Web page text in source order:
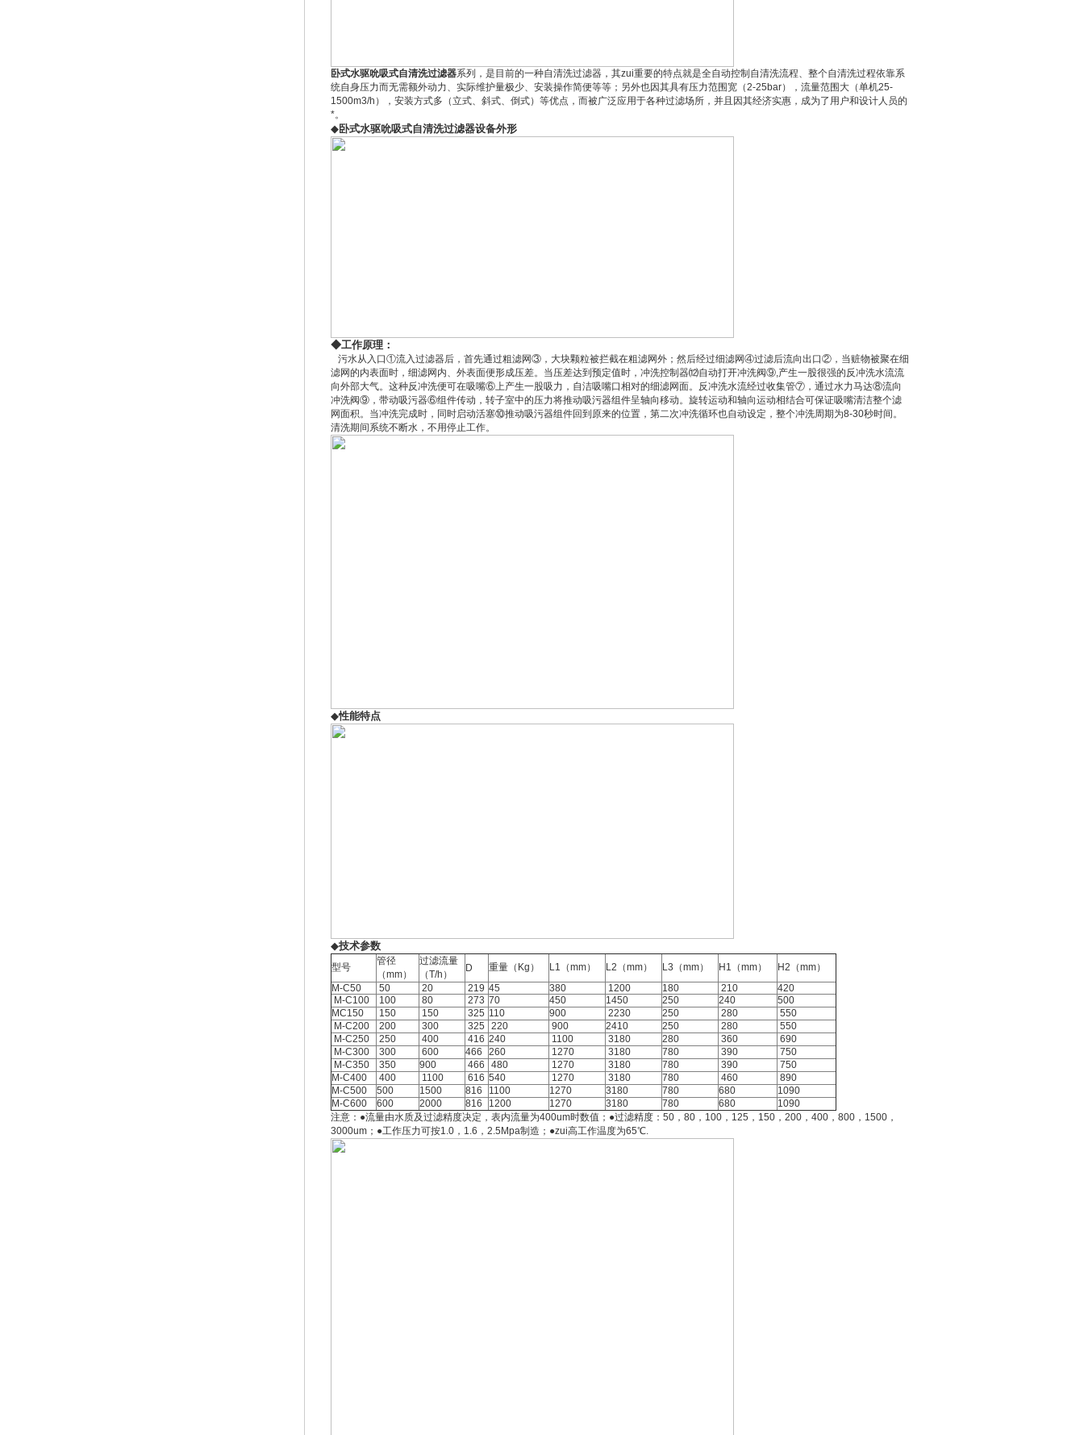
卧式水驱吮吸式自清洗过滤器系列，是目前的一种自清洗过滤器，其zui重要的特点就是全自动控制自清洗流程、整个自清洗过程依靠系
统自身压力而无需额外动力、实际维护量极少、安装操作简便等等；另外也因其具有压力范围宽（2-25bar），流量范围大（单机25-
1500m3/h），安装方式多（立式、斜式、倒式）等优点，而被广泛应用于各种过滤场所，并且因其经济实惠，成为了用户和设计人员的
*。
◆卧式水驱吮吸式自清洗过滤器设备外形
◆工作原理：
污水从入口①流入过滤器后，首先通过粗滤网③，大块颗粒被拦截在粗滤网外；然后经过细滤网④过滤后流向出口②，当赃物被聚在细
滤网的内表面时，细滤网内、外表面便形成压差。当压差达到预定值时，冲洗控制器⑿自动打开冲洗阀⑨,产生一股很强的反冲洗水流流
向外部大气。这种反冲洗便可在吸嘴⑥上产生一股吸力，自洁吸嘴口相对的细滤网面。反冲洗水流经过收集管⑦，通过水力马达⑧流向
冲洗阀⑨，带动吸污器⑥组件传动，转子室中的压力将推动吸污器组件呈轴向移动。旋转运动和轴向运动相结合可保证吸嘴清洁整个滤
网面积。当冲洗完成时，同时启动活塞⑩推动吸污器组件回到原来的位置，第二次冲洗循环也自动设定，整个冲洗周期为8-30秒时间。
清洗期间系统不断水，不用停止工作。
◆性能特点
◆技术参数
型号
管径
（mm）
过滤流量
（T/h）
D 重量（Kg） L1（mm） L2（mm） L3（mm） H1（mm）
H2（mm）
M-C50
50 20 219 45 380 1200 180 210
420
M-C100
100 80 273 70 450 1450 250 240
500
MC150
150 150 325 110 900 2230 250 280
550
M-C200
200 300 325 220 900 2410 250 280
550
M-C250
250 400 416 240 1100 3180 280 360
690
M-C300
300 600 466 260 1270 3180 780 390
750
M-C350
350 900 466 480 1270 3180 780 390
750
M-C400
400 1100 616 540 1270 3180 780 460
890
M-C500
500 1500 816 1100 1270 3180 780 680
1090
M-C600
600 2000 816 1200 1270 3180 780 680
1090
注意：●流量由水质及过滤精度决定，表内流量为400um时数值；●过滤精度：50，80，100，125，150，200，400，800，1500，
3000um；●工作压力可按1.0，1.6，2.5Mpa制造；●zui高工作温度为65℃.